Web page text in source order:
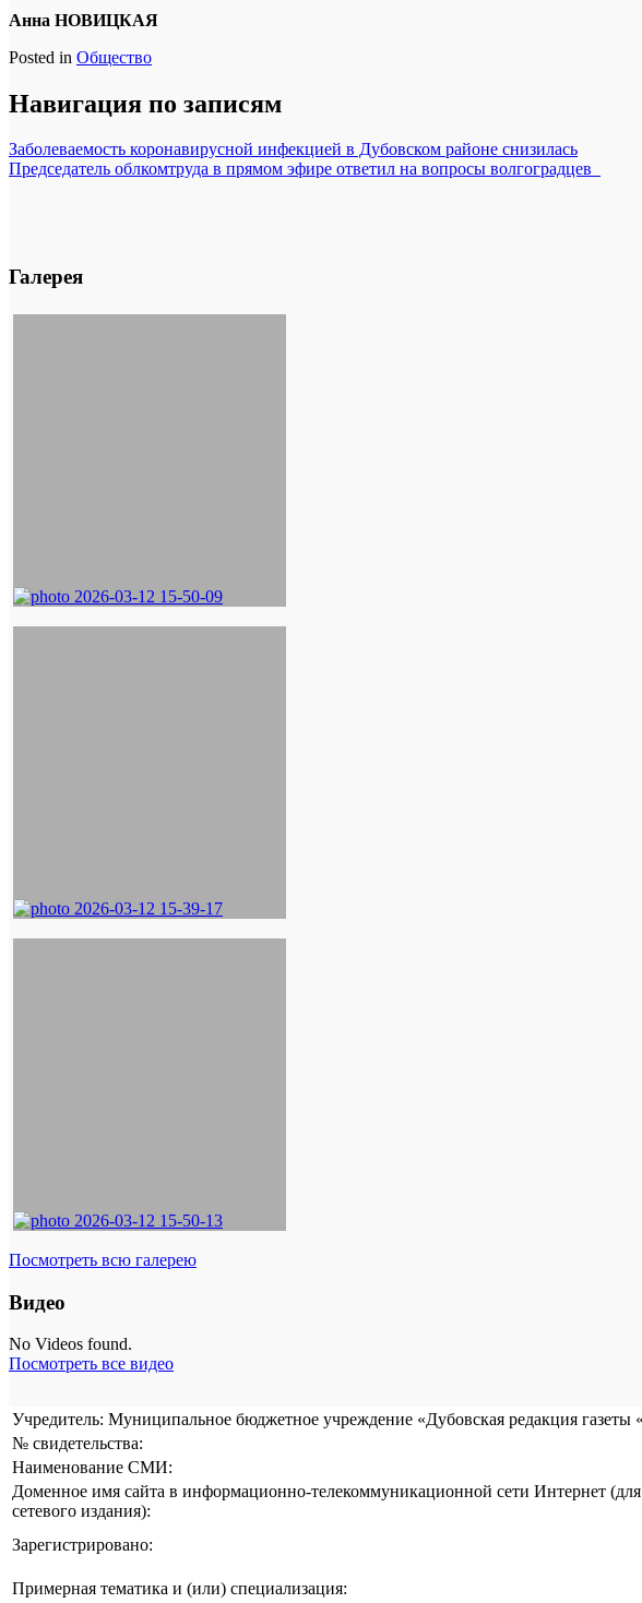
Анна НОВИЦКАЯ
Posted in Общество
Навигация по записям
Заболеваемость коронавирусной инфекцией в Дубовском районе снизилась
Председатель облкомтруда в прямом эфире ответил на вопросы волгоградцев
Галерея
Посмотреть всю галерею
Видео
No Videos found.
Посмотреть все видео
Учредитель: Муниципальное бюджетное учреждение «Дубовская редакция газеты
№ свидетельства:
Наименование СМИ:
Доменное имя сайта в информационно-телекоммуникационной сети Интернет (для
сетевого издания):
Зарегистрировано:
Примерная тематика и (или) специализация: